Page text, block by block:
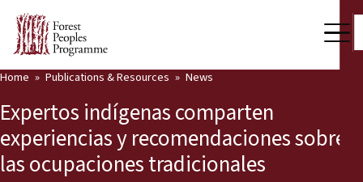
Our Work
Community Voices
Partners & Countries
Home Publications & Resources News
Expertos indígenas comparten
experiencias y recomendaciones sobre
las ocupaciones tradicionales